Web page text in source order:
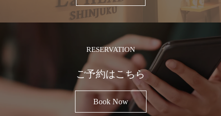
RESERVATION
ご予約はこちら
Book Now